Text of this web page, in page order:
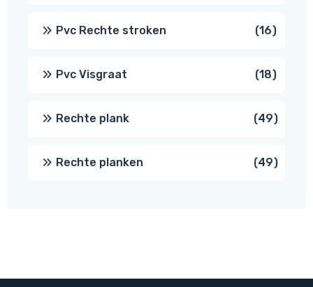
Pvc Rechte stroken 1616
Pvc Visgraat 1818
Rechte plank 4949
Rechte planken 4949